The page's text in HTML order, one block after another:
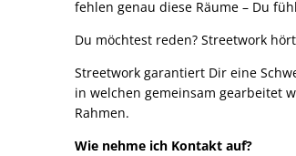
fehlen genau diese Räume – Du
Du möchtest reden? Streetwork
Streetwork garantiert Dir eine
in welchen gemeinsam gearbeitet
Rahmen.
Wie nehme ich Kontakt auf?